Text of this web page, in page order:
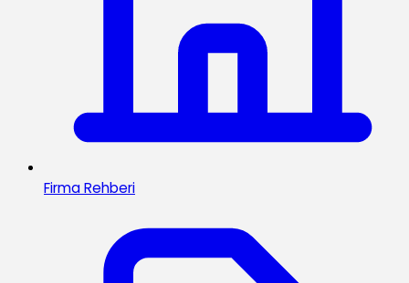
Firma Rehberi